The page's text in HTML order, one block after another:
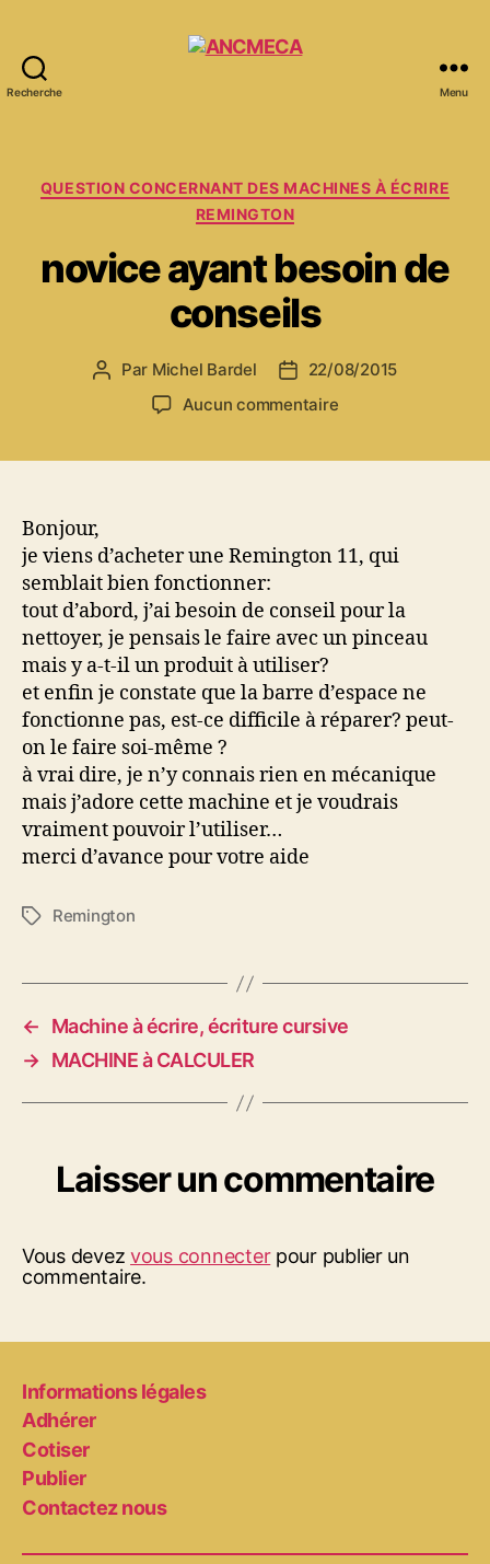
Recherche Menu
Catégories
QUESTION CONCERNANT DES MACHINES À ÉCRIRE
REMINGTON
novice ayant besoin de
conseils
Auteur
Par Michel Bardel
Date
de
22/08/2015
Aucun commentairesur
Bonjour,
je viens d’acheter une Remington 11, qui
semblait bien fonctionner:
tout d’abord, j’ai besoin de conseil pour la
nettoyer, je pensais le faire avec un pinceau
mais y a-t-il un produit à utiliser?
et enfin je constate que la barre d’espace ne
fonctionne pas, est-ce difficile à réparer? peut-
on le faire soi-même ?
à vrai dire, je n’y connais rien en mécanique
mais j’adore cette machine et je voudrais
vraiment pouvoir l’utiliser…
merci d’avance pour votre aide
Étiquettes
Remington
←
Machine à écrire, écriture cursive
→ MACHINE à CALCULER
Laisser un commentaire
Vous devezvous connecterpour publier un
commentaire.
Informations légales
Adhérer
Cotiser
Publier
Contactez nous